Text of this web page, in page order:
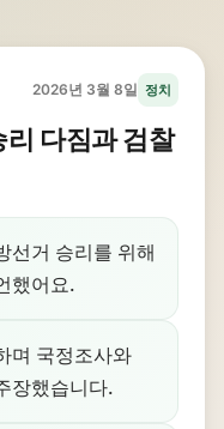
2026년 3월 8일 정치
다짐과 검찰
선거 승리를 위해
했어요.
며 국정조사와
장했습니다.